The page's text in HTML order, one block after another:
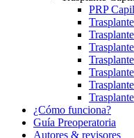
PRP
¿Cómo funciona?
Guía Preoperatoria
Autores & revisores